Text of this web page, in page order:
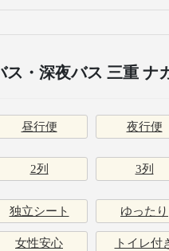
ス・深夜バス 三重 ナ
昼行便 夜行便
2列 3列
独立シート ゆったり
女性安心 トイレ付